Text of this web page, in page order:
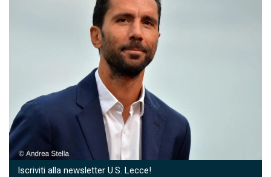
Iscriviti alla newsletter U.S. Lecce!